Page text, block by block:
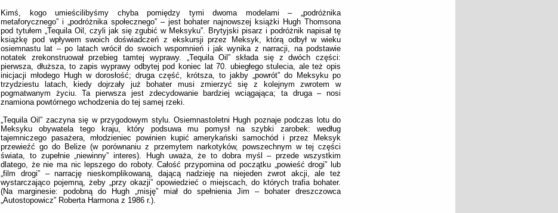
Kimś, kogo umieścilibyśmy chyba pomiędzy tymi dwoma modelami – „podróżnika
metaforycznego” i „podróżnika społecznego” – jest bohater najnowszej książki Hugh Thomsona
pod tytułem „Tequila Oil, czyli jak się zgubić w Meksyku”. Brytyjski pisarz i podróżnik napisał tę
książkę pod wpływem swoich doświadczeń z ekskursji przez Meksyk, którą odbył w wieku
osiemnastu lat – po latach wrócił do swoich wspomnień i jak wynika z narracji, na podstawie
notatek zrekonstruował przebieg tamtej wyprawy. „Tequila Oil” składa się z dwóch części:
pierwsza, dłuższa, to zapis wyprawy odbytej pod koniec lat 70. ubiegłego stulecia, ale też opis
inicjacji młodego Hugh w dorosłość; druga część, krótsza, to jakby „powrót” do Meksyku po
trzydziestu latach, kiedy dojrzały już bohater musi zmierzyć się z kolejnym zwrotem w
pogmatwanym życiu. Ta pierwsza jest zdecydowanie bardziej wciągająca; ta druga – nosi
znamiona powtórnego wchodzenia do tej samej rzeki.
„Tequila Oil” zaczyna się w przygodowym stylu. Osiemnastoletni Hugh poznaje podczas lotu do
Meksyku obywatela tego kraju, który podsuwa mu pomysł na szybki zarobek: według
tajemniczego pasażera, młodzieniec powinien kupić amerykański samochód i przez Meksyk
przewieźć go do Belize (w porównaniu z przemytem narkotyków, powszechnym w tej części
świata, to zupełnie „niewinny” interes). Hugh uważa, że to dobra myśl – przede wszystkim
dlatego, że nie ma nic lepszego do roboty. Całość przypomina od początku „powieść drogi” lub
„film drogi” – narrację nieskomplikowaną, dającą nadzieję na niejeden zwrot akcji, ale też
wystarczająco pojemną, żeby „przy okazji” opowiedzieć o miejscach, do których trafia bohater.
(Na marginesie: podobną do Hugh „misję” miał do spełnienia Jim – bohater dreszczowca
„Autostopowicz” Roberta Harmona z 1986 r.).